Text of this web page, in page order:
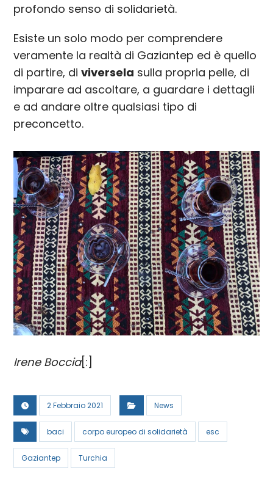
profondo senso di solidarietà.
Esiste un solo modo per comprendere
veramente la realtà di Gaziantep ed è quello
di partire, diviversela sulla propria pelle, di
imparare ad ascoltare, a guardare i dettagli
e ad andare oltre qualsiasi tipo di
preconcetto.
Irene Boccia[:]
2 Febbraio 2021 News
baci corpo europeo di solidarietà esc
Gaziantep Turchia